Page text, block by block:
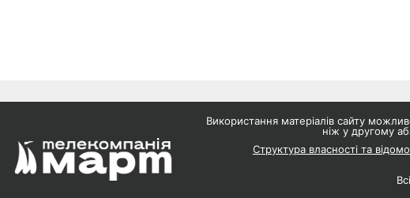
Використання матеріалів сайту
ніж у другому
Структура власності та